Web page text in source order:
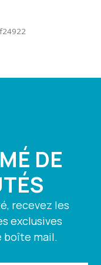
DE
recevez les
exclusives
boîte mail.